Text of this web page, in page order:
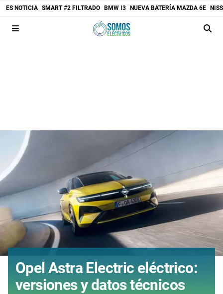
ES NOTICIA SMART #2 FILTRADO BMW I3 NUEVA BATERÍA MAZDA 6E
Opel Astra Electric eléctrico:
versiones y datos técnicos